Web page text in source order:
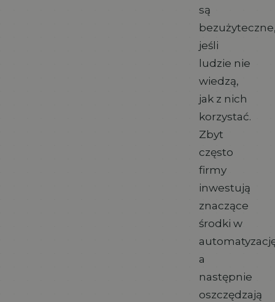
są
jeśli
ludzie nie
wiedzą,
jak z nich
korzystać.
Zbyt
często
firmy
inwestują
znaczące
środki w
a
następnie
oszczędzają